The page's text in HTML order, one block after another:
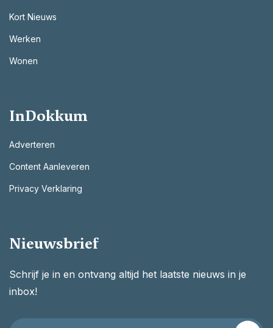
Kort Nieuws
Werken
Wonen
InDokkum
Adverteren
Content Aanleveren
Privacy Verklaring
Nieuwsbrief
Schrijf je in en ontvang altijd het laatste nieuws in je
inbox!